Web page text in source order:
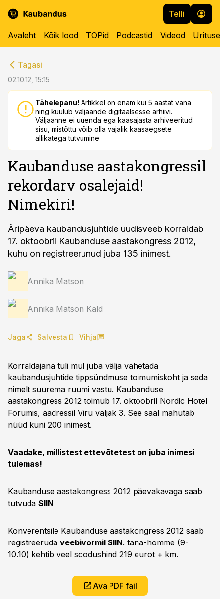
Telli
Avaleht Kõik lood TOPid Podcastid Videod
Tagasi
02.10.12, 15:15
Tähelepanu! Artikkel on enam kui 5 aastat vana
ning kuulub väljaande digitaalsesse arhiivi.
Väljaanne ei uuenda ega kaasajasta arhiveeritud
sisu, mistõttu võib olla vajalik kaasaegsete
allikatega tutvumine
Kaubanduse aastakongressil
rekordarv osalejaid!
Nimekiri!
Äripäeva kaubandusjuhtide uudisveeb korraldab
17. oktoobril Kaubanduse aastakongress 2012,
kuhu on registreerunud juba 135 inimest.
Annika Matson
Annika Matson Kald
Jaga Salvesta Vihja
Korraldajana tuli mul juba välja vahetada
kaubandusjuhtide tippsündmuse toimumiskoht ja seda
nimelt suurema ruumi vastu. Kaubanduse
aastakongress 2012 toimub 17. oktoobril Nordic Hotel
Forumis, aadressil Viru väljak 3. See saal mahutab
nüüd kuni 200 inimest.
Vaadake, millistest ettevõtetest on juba inimesi
tulemas!
Kaubanduse aastakongress 2012 päevakavaga saab
tutvuda SIIN
Konverentsile Kaubanduse aastakongress 2012 saab
registreeruda veebivormil SIIN. täna-homme (9-
10.10) kehtib veel soodushind 219 eurot + km.
Ava PDF fail